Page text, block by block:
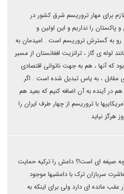
لازم برای مهار تروریسم شرق کشور در
را نداریم و این اولین و
رو به گسترش تروریسم است . امیدمان به
لوله ی گاز ، ترانزیت افغانستان از مسیر
که آنها ، هم به جهت ناتوانی اقتصادی
مقابل ، به یاس تبدیل شده است . اگر
در آینده به آن اضافه کنیم که بعید هم
با تروریسم از چهار طرف ایران را
هرگز نیاید .
صیغه ای است!؟ داعش را ترکیه حمایت
سربازان ترک با داعشیها موجود
مانده ای دارد ولی برای اینکه به